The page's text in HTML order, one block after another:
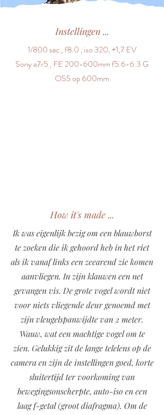
Learn more
Instellingen ...
1/800 sec , f8.0 , iso 320, +1,7 EV
Sony a7r5 , FE 200-600mm f5.6-6.3 G
OSS op 600mm
How it's made ...
Ik was eigenlijk bezig om een blauwborst
te zoeken die ik gehoord heb in het riet
als ik vanaf links een zeearend zie komen
aanvliegen. In zijn klauwen een net
gevangen vis. De grote vogel wordt niet
voor niets vliegende deur genoemd met
zijn vleugelspanwijdte van 2 meter.
Wauw, wat een machtige vogel om te
zien. Gelukkig zit de lange telelens op de
camera en zijn de instellingen goed, korte
sluitertijd ter voorkoming van
bewegingsonscherpte, auto-iso en een
laag f-getal (groot diafragma). Om de